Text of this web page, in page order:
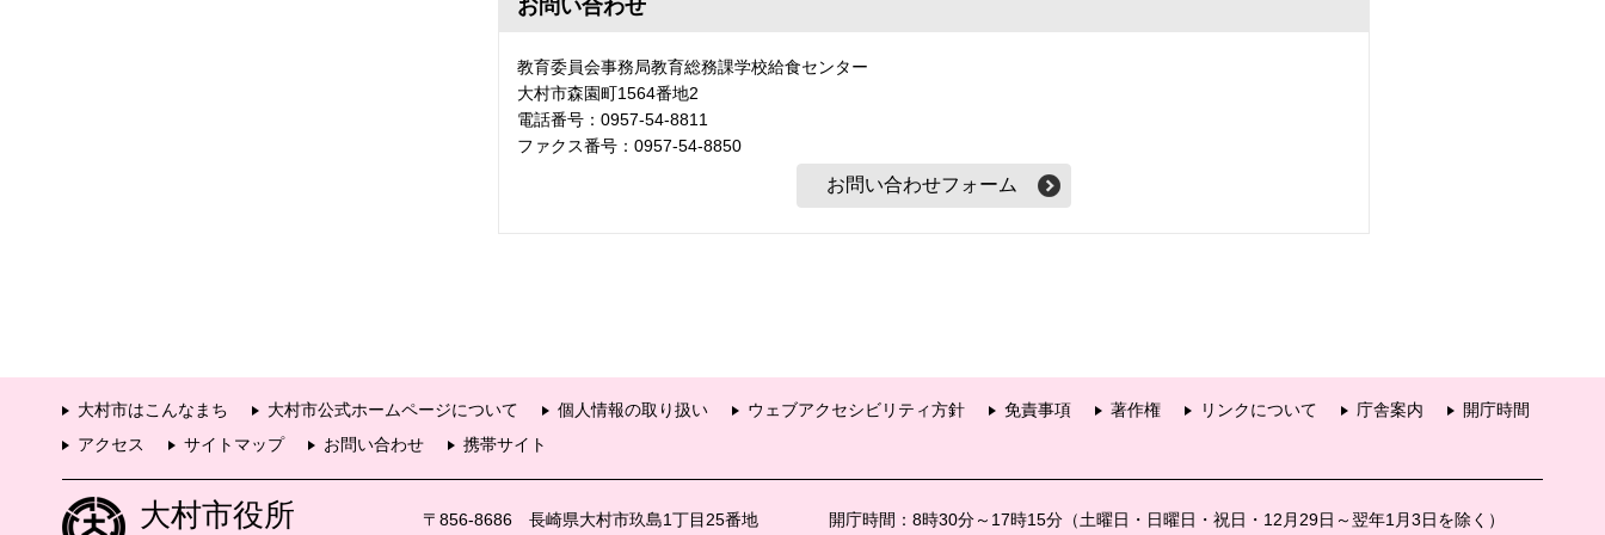
お問い合わせ
教育委員会事務局教育総務課学校給食センター
大村市森園町1564番地2
電話番号：0957-54-8811
ファクス番号：0957-54-8850
大村市はこんなまち 大村市公式ホームページについて 個人情報の取り扱い ウェブアクセシビリティ方針 免責事項 著作権 リンクについて 庁舎案内
開庁時間
アクセス
サイトマップ お問い合わせ 携帯サイト
大村市役所 〒856-8686 長崎県大村市玖島1丁目25番地 開庁時間：8時30分～17時15分（土曜日・日曜日・祝日・12月29日～翌年1月3日を除く）